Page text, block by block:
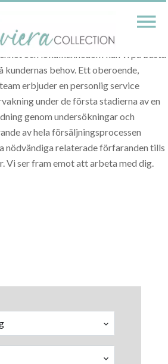
division inom ett etablerat företag på
på alla typer av fastigheter för
kunder samt säsongsuthyrning. Med
och lokalkännedom kan vi på bästa
behov. Ett oberoende,
erbjuder en personlig service
under de första stadierna av en
genom undersökningar och
av hela försäljningsprocessen
nödvändiga relaterade förfaranden tills
Vi ser fram emot att arbeta med dig.